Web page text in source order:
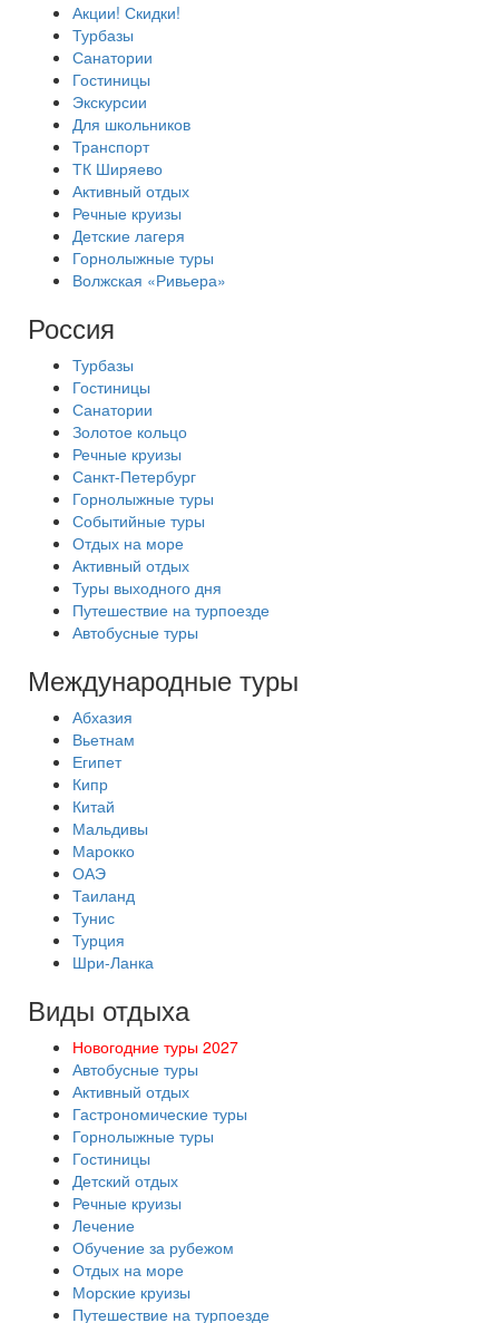
Акции! Скидки!
Турбазы
Санатории
Гостиницы
Экскурсии
Для школьников
Транспорт
ТК Ширяево
Активный отдых
Речные круизы
Детские лагеря
Горнолыжные туры
Волжская «Ривьера»
Россия
Турбазы
Гостиницы
Санатории
Золотое кольцо
Речные круизы
Санкт-Петербург
Горнолыжные туры
Событийные туры
Отдых на море
Активный отдых
Туры выходного дня
Путешествие на турпоезде
Автобусные туры
Международные туры
Абхазия
Вьетнам
Египет
Кипр
Китай
Мальдивы
Марокко
ОАЭ
Таиланд
Тунис
Турция
Шри-Ланка
Виды отдыха
Новогодние туры 2027
Автобусные туры
Активный отдых
Гастрономические туры
Горнолыжные туры
Гостиницы
Детский отдых
Речные круизы
Лечение
Обучение за рубежом
Отдых на море
Морские круизы
Путешествие на турпоезде